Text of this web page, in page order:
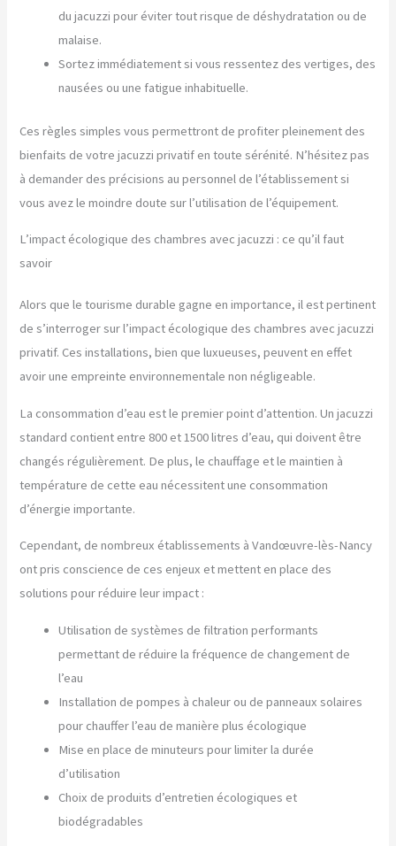
du jacuzzi pour éviter tout risque de déshydratation ou de
malaise.
Sortez immédiatement si vous ressentez des vertiges, des
nausées ou une fatigue inhabituelle.
Ces règles simples vous permettront de profiter pleinement des
bienfaits de votre jacuzzi privatif en toute sérénité. N’hésitez pas
à demander des précisions au personnel de l’établissement si
vous avez le moindre doute sur l’utilisation de l’équipement.
L’impact écologique des chambres avec jacuzzi : ce qu’il faut
savoir
Alors que le tourisme durable gagne en importance, il est pertinent
de s’interroger sur l’impact écologique des chambres avec jacuzzi
privatif. Ces installations, bien que luxueuses, peuvent en effet
avoir une empreinte environnementale non négligeable.
La consommation d’eau est le premier point d’attention. Un jacuzzi
standard contient entre 800 et 1500 litres d’eau, qui doivent être
changés régulièrement. De plus, le chauffage et le maintien à
température de cette eau nécessitent une consommation
d’énergie importante.
Cependant, de nombreux établissements à Vandœuvre-lès-Nancy
ont pris conscience de ces enjeux et mettent en place des
solutions pour réduire leur impact :
Utilisation de systèmes de filtration performants
permettant de réduire la fréquence de changement de
l’eau
Installation de pompes à chaleur ou de panneaux solaires
pour chauffer l’eau de manière plus écologique
Mise en place de minuteurs pour limiter la durée
d’utilisation
Choix de produits d’entretien écologiques et
biodégradables